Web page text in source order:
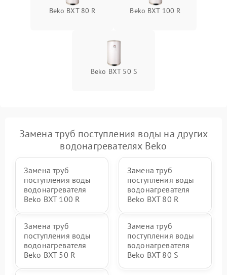
Beko BXT 80 R Beko BXT 100 R
Beko BXT 50 S
Замена труб поступления воды на других
водонагревателях Beko
Замена труб
поступления воды
водонагревателя
Beko BXT 100 R
Замена труб
поступления воды
водонагревателя
Beko BXT 80 R
Замена труб
поступления воды
водонагревателя
Beko BXT 50 R
Замена труб
поступления воды
водонагревателя
Beko BXT 80 S